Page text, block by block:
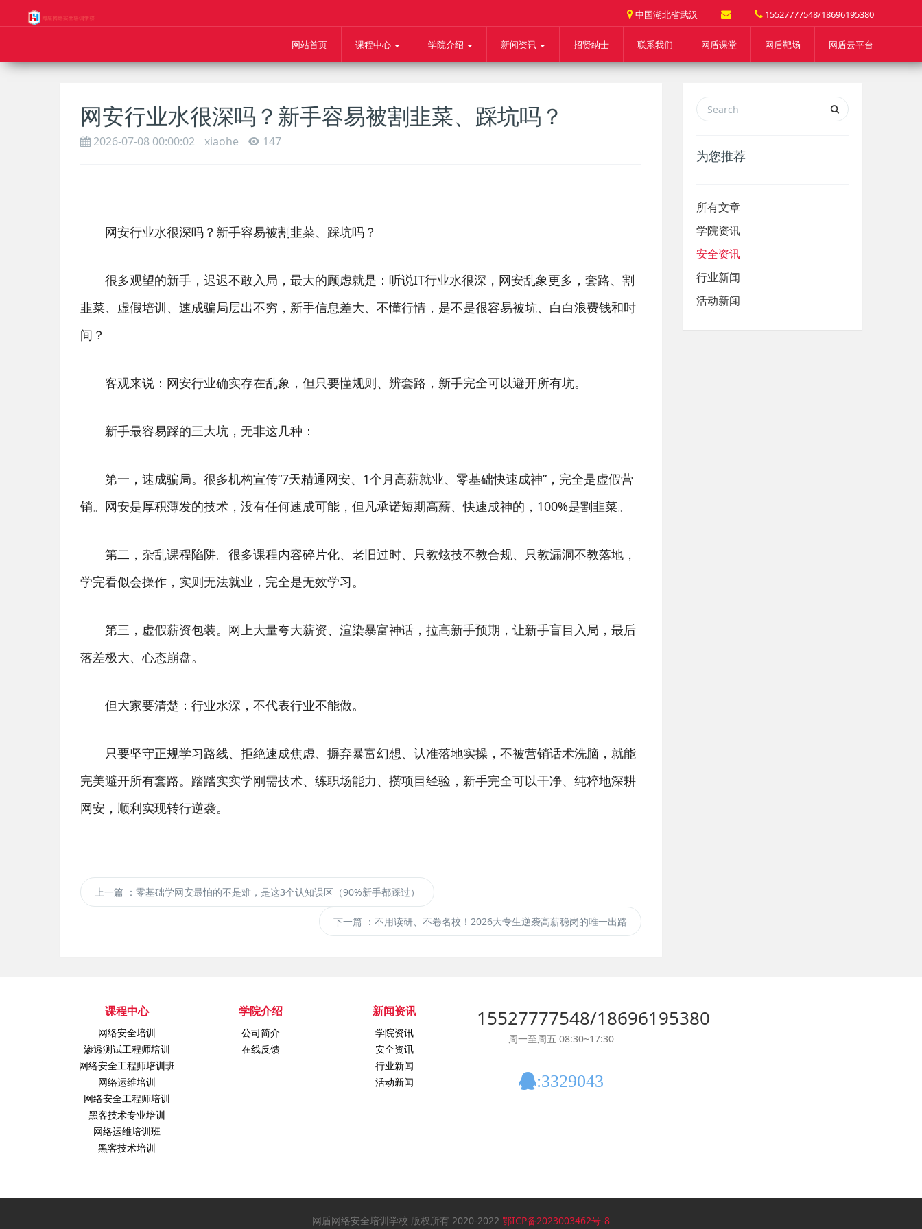
中国湖北省武汉 15527777548/18696195380
网站首页 课程中心 学院介绍 新闻资讯 招贤纳士 联系我们 网盾课堂 网盾靶场 网盾云平台
网安行业水很深吗？新手容易被割韭菜、踩坑吗？
2026-07-08 00:00:02 xiaohe 147
网安行业水很深吗？新手容易被割韭菜、踩坑吗？
很多观望的新手，迟迟不敢入局，最大的顾虑就是：听说IT行业水很深，网安乱象更多，套路、割
韭菜、虚假培训、速成骗局层出不穷，新手信息差大、不懂行情，是不是很容易被坑、白白浪费钱和时
间？
客观来说：网安行业确实存在乱象，但只要懂规则、辨套路，新手完全可以避开所有坑。
新手最容易踩的三大坑，无非这几种：
第一，速成骗局。很多机构宣传“7天精通网安、1个月高薪就业、零基础快速成神”，完全是虚假营
销。网安是厚积薄发的技术，没有任何速成可能，但凡承诺短期高薪、快速成神的，100%是割韭菜。
第二，杂乱课程陷阱。很多课程内容碎片化、老旧过时、只教炫技不教合规、只教漏洞不教落地，
学完看似会操作，实则无法就业，完全是无效学习。
第三，虚假薪资包装。网上大量夸大薪资、渲染暴富神话，拉高新手预期，让新手盲目入局，最后
落差极大、心态崩盘。
但大家要清楚：行业水深，不代表行业不能做。
只要坚守正规学习路线、拒绝速成焦虑、摒弃暴富幻想、认准落地实操，不被营销话术洗脑，就能
完美避开所有套路。踏踏实实学刚需技术、练职场能力、攒项目经验，新手完全可以干净、纯粹地深耕
网安，顺利实现转行逆袭。
上一篇 ：零基础学网安最怕的不是难，是这3个认知误区（90%新手都踩过）
下一篇 ：不用读研、不卷名校！2026大专生逆袭高薪稳岗的唯一出路
为您推荐
所有文章
学院资讯
安全资讯
行业新闻
活动新闻
课程中心
网络安全培训
渗透测试工程师培训
网络安全工程师培训班
网络运维培训
网络安全工程师培训
黑客技术专业培训
网络运维培训班
黑客技术培训
学院介绍
公司简介
在线反馈
新闻资讯
学院资讯
安全资讯
行业新闻
活动新闻
15527777548/18696195380
周一至周五 08:30~17:30
:3329043
网盾网络安全培训学校 版权所有 2020-2022 鄂ICP备2023003462号-8